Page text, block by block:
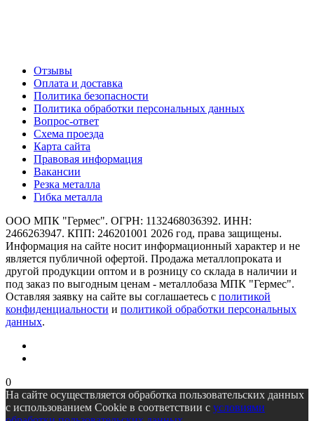
Отзывы
Оплата и доставка
Политика безопасности
Политика обработки персональных данных
Вопрос-ответ
Схема проезда
Карта сайта
Правовая информация
Вакансии
Резка металла
Гибка металла
ООО МПК "Гермес". ОГРН: 1132468036392. ИНН:
2466263947. КПП: 246201001 2026 год, права защищены.
Информация на сайте носит информационный характер и не
является публичной офертой. Продажа металлопроката и
другой продукции оптом и в розницу со склада в наличии и
под заказ по выгодным ценам - металлобаза МПК "Гермес".
Оставляя заявку на сайте вы соглашаетесь с политикой
конфиденциальности и политикой обработки персональных
данных.
0
На сайте осуществляется обработка пользовательских данных
с использованием Cookie в соответствии с условиями